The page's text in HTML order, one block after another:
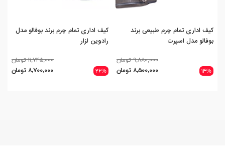
کیف اداری تمام چرم طبیعی برند
بوفالو مدل اسپرت
۱۴%
۹,۸۸۰,۰۰۰ تومان
۸,۵۰۰,۰۰۰ تومان
کیف اداری تمام چرم برند بوفالو مدل
رادوین لزار
۲۶%
۱۱,۷۴۵,۰۰۰ تومان
۸,۷۰۰,۰۰۰ تومان